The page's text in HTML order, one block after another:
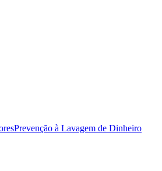
Prevenção à Lavagem de Dinheiro